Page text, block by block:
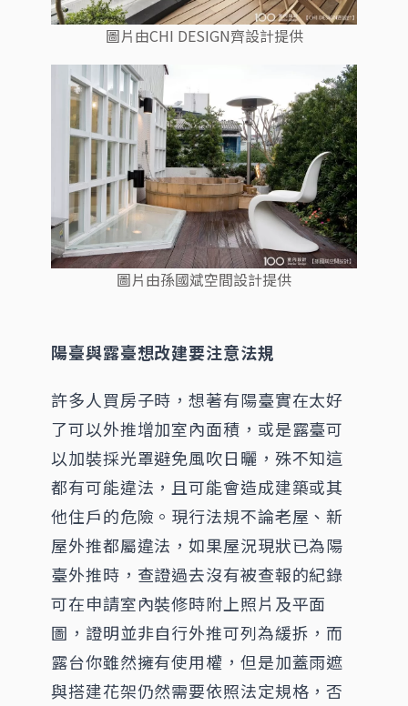
圖片由CHI DESIGN齊設計提供
圖片由孫國斌空間設計提供
陽臺與露臺想改建要注意法規
許多人買房子時，想著有陽臺實在太好
了可以外推增加室內面積，或是露臺可
以加裝採光罩避免風吹日曬，殊不知這
都有可能違法，且可能會造成建築或其
他住戶的危險。現行法規不論老屋、新
屋外推都屬違法，如果屋況現狀已為陽
臺外推時，查證過去沒有被查報的紀錄
可在申請室內裝修時附上照片及平面
圖，證明並非自行外推可列為緩拆，而
露台你雖然擁有使用權，但是加蓋雨遮
與搭建花架仍然需要依照法定規格，否